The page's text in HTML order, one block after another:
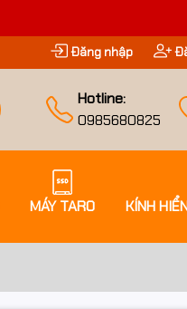
Đăng nhập
Hotline:
0985680825
MÁY TARO KÍNH